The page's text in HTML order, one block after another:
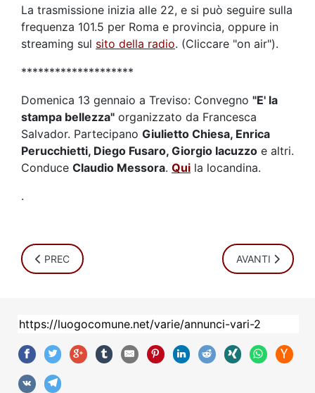
La trasmissione inizia alle 22, e si può seguire sulla
frequenza 101.5 per Roma e provincia, oppure in
streaming sul sito della radio. (Cliccare "on air").
********************
Domenica 13 gennaio a Treviso: Convegno "E' la
stampa bellezza" organizzato da Francesca
Salvador. Partecipano Giulietto Chiesa, Enrica
Perucchietti, Diego Fusaro, Giorgio Iacuzzo e altri.
Conduce Claudio Messora. Qui la locandina.
.
ARTICOLO PRECEDENTE: LA TEORIA DELLA TESTA PIATTA
PREC ARTICOLO
AVANTI